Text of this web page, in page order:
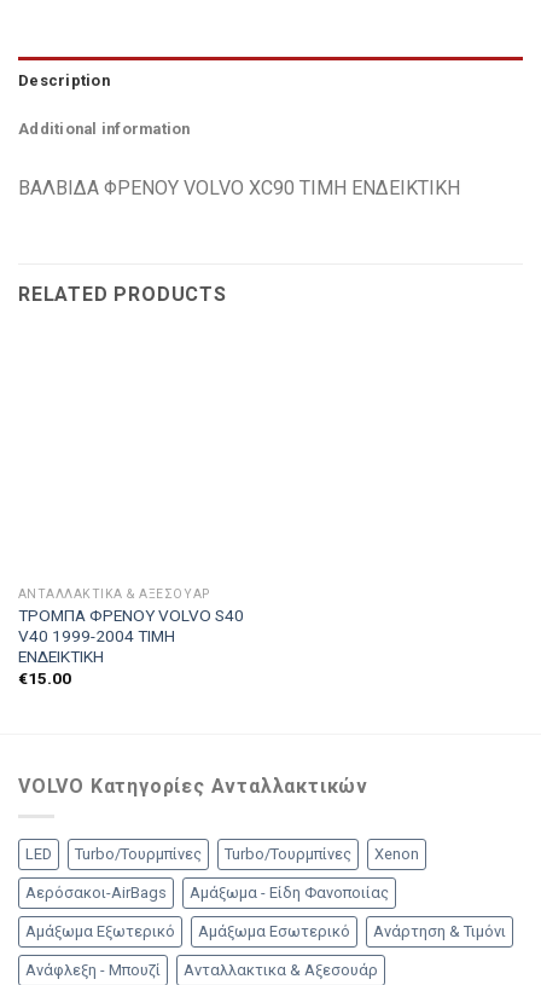
Description
Additional information
ΒΑΛΒΙΔΑ ΦΡΕΝΟΥ VOLVO XC90 TIMH ΕΝΔΕΙΚΤΙΚΗ
RELATED PRODUCTS
ΑΝΤΑΛΛΑΚΤΙΚΑ & ΑΞΕΣΟΥΆΡ
ΤΡΟΜΠΑ ΦΡΕΝΟΥ VOLVO S40
V40 1999-2004 ΤΙΜΗ
ΕΝΔΕΙΚΤΙΚΗ
€15.00
VOLVO Κατηγορίες Ανταλλακτικών
LED Turbo/Τουρμπίνες Turbo/Τουρμπίνες Xenon
Αερόσακοι-AirBags Αμάξωμα - Είδη Φανοποιίας
Αμάξωμα Εξωτερικό Αμάξωμα Εσωτερικό Ανάρτηση & Τιμόνι
Ανάφλεξη - Μπουζί Ανταλλακτικα & Αξεσουάρ